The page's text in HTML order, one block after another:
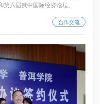
六届俄中国际经济论坛。
合作交流